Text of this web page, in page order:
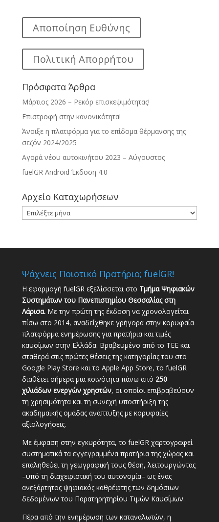
Αποποίηση Ευθύνης
Πολιτική Απορρήτου
Πρόσφατα Άρθρα
Μάρτιος 2026 – Ρεκόρ επισκεψιμότητας!
Επιστροφή στην κανονικότητα!
Άνοιξε η πλατφόρμα για το επίδομα θέρμανσης της
σεζόν 2024/2025
Αγορά νέου αυτοκινήτου 2023 – Αύγουστος
fuelGR Android Έκδοση 4.0
Αρχείο Καταχωρήσεων
Αρχείο
Καταχωρήσεων
Ψάχνεις Ποιοτικό Πρατήριο; fuelGR!
Η εφαρμογή fuelGR εξελίσσεται στο Τμήμα Ψηφιακών
Συστημάτων του Πανεπιστημίου Θεσσαλίας στη
Λάρισα.Με την πρώτη της έκδοση να χρονολογείται
πίσω στο 2014, αναδείχθηκε γρήγορα στην κορυφαία
πλατφόρμα ενημέρωσης για πρατήρια και τιμές
καυσίμων στην Ελλάδα. Βραβευμένο από το ΤΕΕ και
σταθερά στις πρώτες θέσεις της κατηγορίας του στο
Google Play Store και το Apple App Store, το fuelGR
διαθέτει σήμερα μια κοινότητα πάνω από 250
χιλιάδων ενεργών χρηστών, οι οποίοι επιβραβεύουν
τη χρησιμότητα και τη συνεχή υποστήριξη της
ακαδημαϊκής ομάδας ανάπτυξης με κορυφαίες
αξιολογήσεις.
Με έμφαση στην εγκυρότητα, το fuelGR χαρτογραφεί
συστηματικά τα εγγεγραμμένα πρατήρια της χώρας και
επαληθεύει τη γεωγραφική τους θέση, λειτουργώντας
–υπό τη διαχειριστική του αυτονομία– ως ένας
ανεξάρτητος ψηφιακός καθρέφτης των δημόσιων
δεδομένων του Παρατηρητηρίου Τιμών Καυσίμων.
Πέρα από την ενημέρωση των καταναλωτών, η